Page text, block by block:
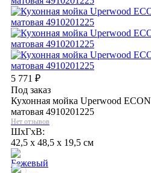
5 771 ₽
Под заказ
Кухонная мойка Uperwood
матовая 4910201225
Нет отзывов
ШхГхВ:
42,5 x 48,5 x 19,5 см